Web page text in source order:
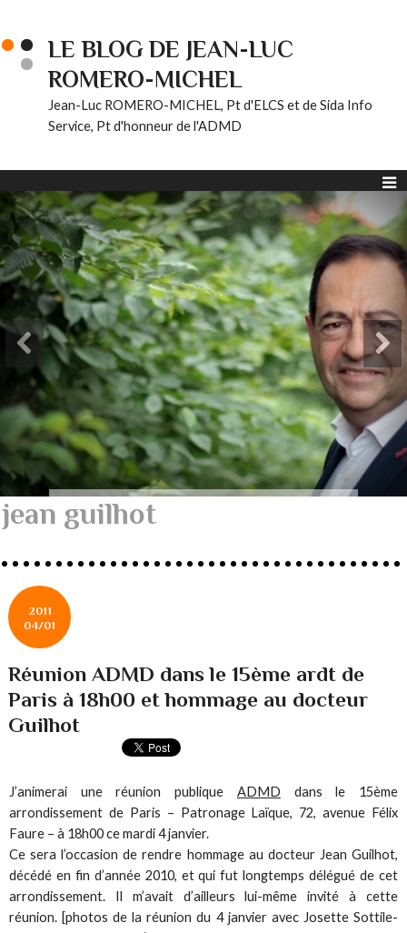
LE BLOG DE JEAN-LUC
ROMERO-MICHEL
Jean-Luc ROMERO-MICHEL, Pt d'ELCS et de Sida Info
Service, Pt d'honneur de l'ADMD
jean guilhot
2011
04/01
Réunion ADMD dans le 15ème ardt de
Paris à 18h00 et hommage au docteur
Guilhot
J’animerai une réunion publique ADMD dans le 15ème
arrondissement de Paris – Patronage Laïque, 72, avenue Félix
Faure – à 18h00 ce mardi 4 janvier.
Ce sera l’occasion de rendre hommage au docteur Jean Guilhot,
décédé en fin d’année 2010, et qui fut longtemps délégué de cet
arrondissement. Il m’avait d’ailleurs lui-même invité à cette
réunion. [photos de la réunion du 4 janvier avec Josette Sottile-